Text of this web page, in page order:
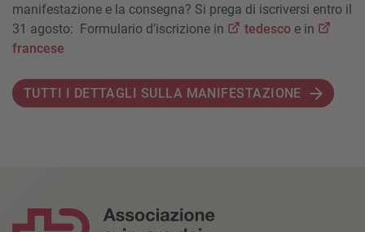
manifestazione e la consegna? Si prega di iscriversi entro il
31 agosto: Formulario d’iscrizione in tedescoe in
francese
TUTTI I DETTAGLI SULLA MANIFESTAZIONE